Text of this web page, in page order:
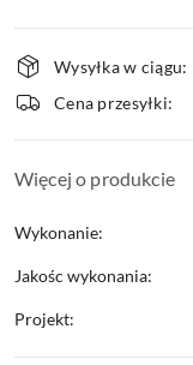
i
dostawa
Wysyłka w ciągu:
Cena przesyłki:
Więcej o produkcie
Wykonanie:
Jakośc wykonania:
Projekt: